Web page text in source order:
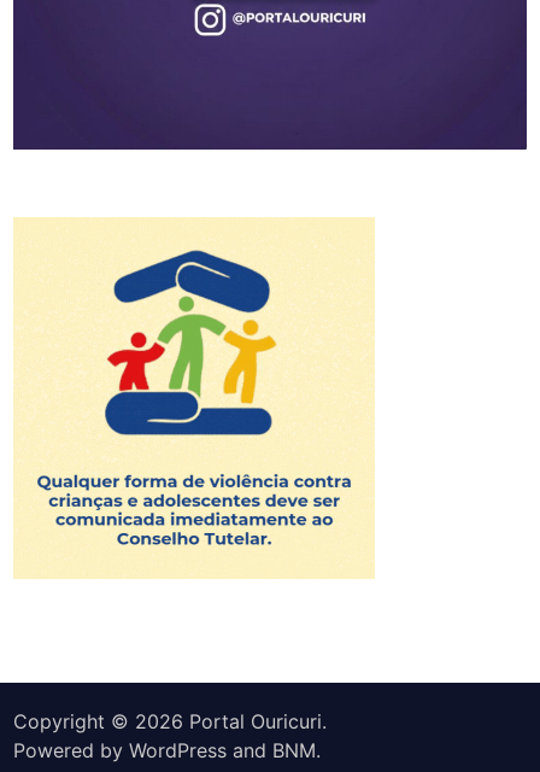
Copyright © 2026 Portal Ouricuri.
Powered byWordPress and BNM.